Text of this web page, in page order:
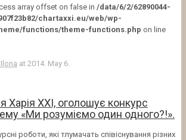
array offset on false in /data/6/2/62890044-
chartaxxi.eu/web/wp-
functions/theme-functions.php on line
at 2014. May 6.
Харія ХХІ, оголошує конкурс
«Ми розуміємо один одного?!».
роботи, які тлумачать співіснування різних